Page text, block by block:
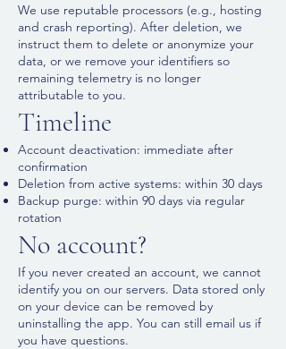
We use reputable processors (e.g., hosting
and crash reporting). After deletion, we
instruct them to delete or anonymize your
data, or we remove your identifiers so
remaining telemetry is no longer
attributable to you.
Timeline
Account deactivation: immediate after
confirmation
Deletion from active systems: within 30 days
Backup purge: within 90 days via regular
rotation
No account?
If you never created an account, we cannot
identify you on our servers. Data stored only
on your device can be removed by
uninstalling the app. You can still email us if
you have questions.